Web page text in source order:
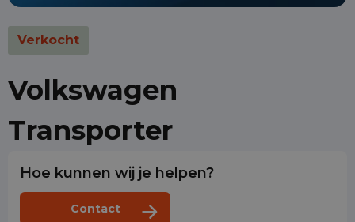
Verkocht
Volkswagen
Transporter
Hoe kunnen wij je helpen?
Contact